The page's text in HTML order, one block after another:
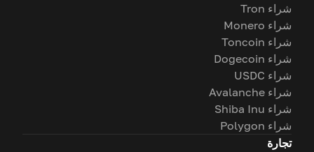
شراء Tron
شراء Monero
شراء Toncoin
شراء Dogecoin
شراء USDC
شراء Avalanche
شراء Shiba Inu
شراء Polygon
تجارة